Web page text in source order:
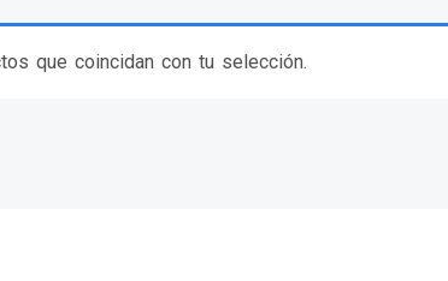
que coincidan con tu selección.